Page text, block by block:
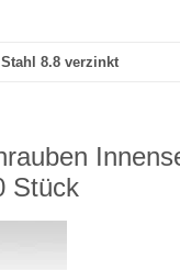
8.8 verzinkt
Stück